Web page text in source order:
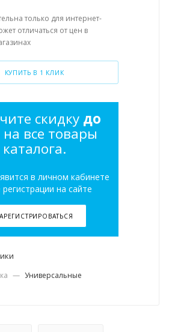
только для интернет-
отличаться от цен в
КУПИТЬ В 1 КЛИК
скидку до
на все товары
каталога.
в личном кабинете
регистрации на сайте
— Универсальные